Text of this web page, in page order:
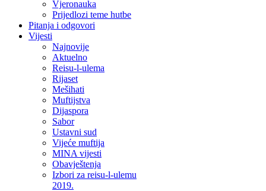
Vjeronauka
Prijedlozi teme hutbe
Pitanja i odgovori
Vijesti
Najnovije
Aktuelno
Reisu-l-ulema
Rijaset
Mešihati
Muftijstva
Dijaspora
Sabor
Ustavni sud
Vijeće muftija
MINA vijesti
Obavještenja
Izbori za reisu-l-ulemu
2019.